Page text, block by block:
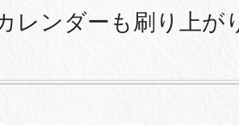
レンダーも刷り上が